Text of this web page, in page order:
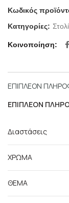
Κωδικός
Κατηγορίες:
Κοινοποίηση
ΕΠΙΠΛΈΟΝ
ΕΠΙΠΛΈΟΝ
Διαστάσεις
ΧΡΩΜΑ
ΘΕΜΑ